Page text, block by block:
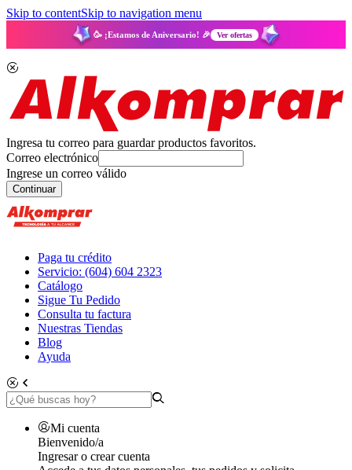
Skip to contentSkip to navigation menu
🥳 ¡Estamos de Aniversario! 🎉 Ver ofertas
Ingresa tu correo para guardar productos favoritos.
Correo electrónico
Ingrese un correo válido
Continuar
Paga tu crédito
Servicio: (604) 604 2323
Catálogo
Sigue Tu Pedido
Consulta tu factura
Nuestras Tiendas
Blog
Ayuda
Mi cuenta
Bienvenido/a
Ingresar o crear cuenta